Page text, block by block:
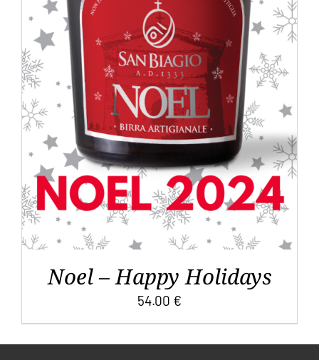
AGGIUNGI AL CARRELLO / DETTAGLI
Noel – Happy Holidays
54.00 €